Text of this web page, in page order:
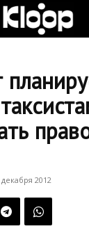
декабря 2012